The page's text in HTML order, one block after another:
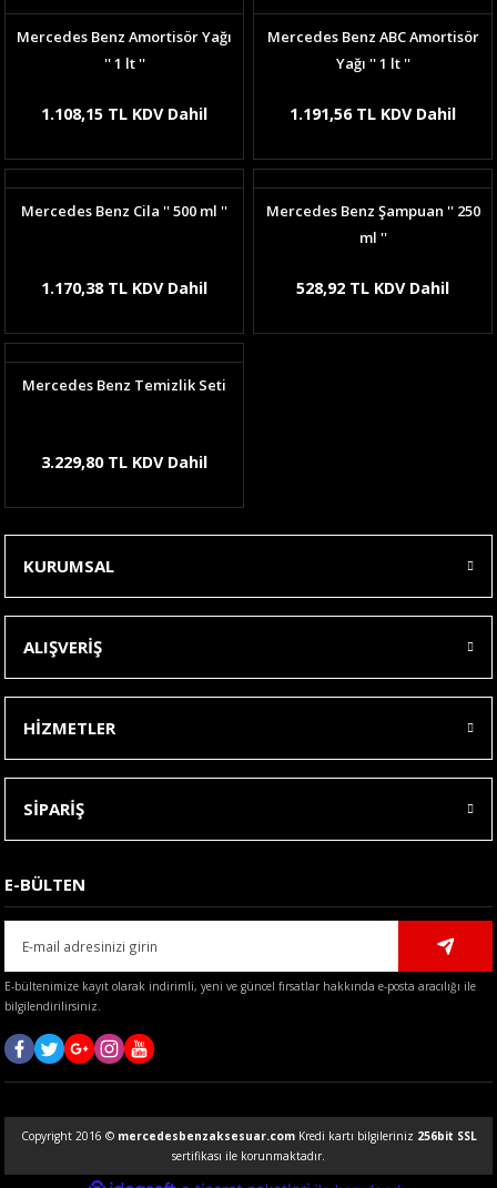
Mercedes Benz Amortisör Yağı
'' 1 lt ''
1.108,15 TL KDV Dahil
Mercedes Benz ABC Amortisör
Yağı '' 1 lt ''
1.191,56 TL KDV Dahil
Mercedes Benz Cila '' 500 ml ''
1.170,38 TL KDV Dahil
Mercedes Benz Şampuan '' 250
ml ''
528,92 TL KDV Dahil
Mercedes Benz Temizlik Seti
3.229,80 TL KDV Dahil
KURUMSAL
ALIŞVERİŞ
HİZMETLER
SİPARİŞ
E-BÜLTEN
E-bültenimize kayıt olarak indirimli, yeni ve güncel fırsatlar hakkında e-posta aracılığı ile
bilgilendirilirsiniz.
Copyright 2016 © mercedesbenzaksesuar.comKredi kartı bilgileriniz 256bit SSL
sertifikası ile korunmaktadır.